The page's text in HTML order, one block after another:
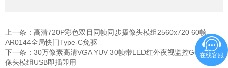
上一条： 高清720P彩色双目同帧同步摄像头模组2560x720 60帧
AR0144全局快门Type-C免驱
下一条： 30万像素高清VGA YUV 30帧带LED红外夜视监控GC0308摄
像头模组USB即插即用
在线客服